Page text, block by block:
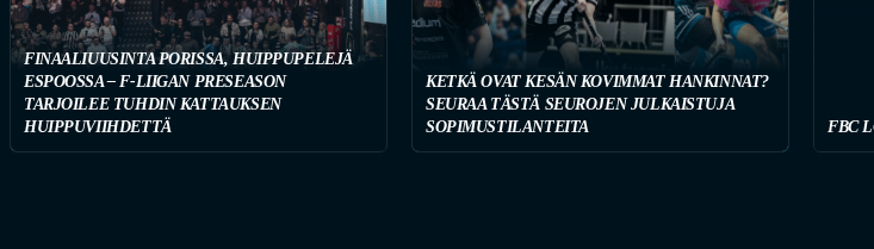
FINAALIUUSINTA PORISSA, HUIPPUPELEJÄ
ESPOOSSA – F-LIIGAN PRESEASON
TARJOILEE TUHDIN KATTAUKSEN
HUIPPUVIIHDETTÄ
KETKÄ OVAT KESÄN KOVIMMAT HANKINNAT?
SEURAA TÄSTÄ SEUROJEN JULKAISTUJA
SOPIMUSTILANTEITA
FBC